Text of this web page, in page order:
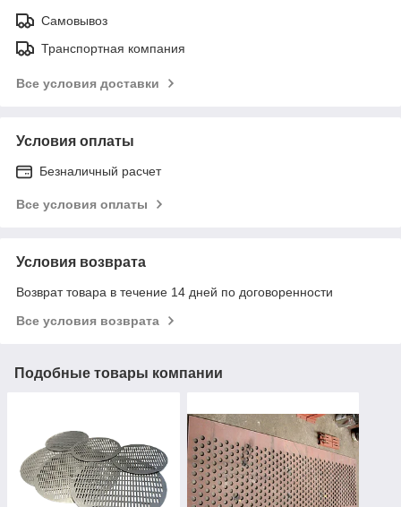
Самовывоз
Транспортная компания
Все условия доставки
Условия оплаты
Безналичный расчет
Все условия оплаты
Условия возврата
Возврат товара в течение 14 дней по договоренности
Все условия возврата
Подобные товары компании